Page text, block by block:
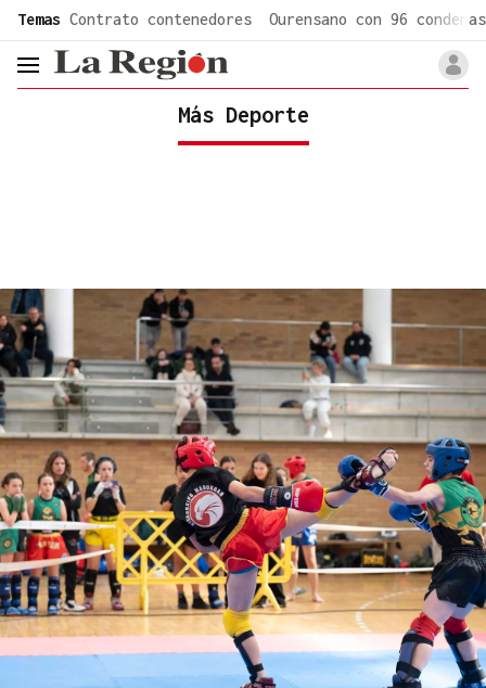
Temas Contrato contenedores Ourensano con 96 condenas
header.menu.open
Más Deporte